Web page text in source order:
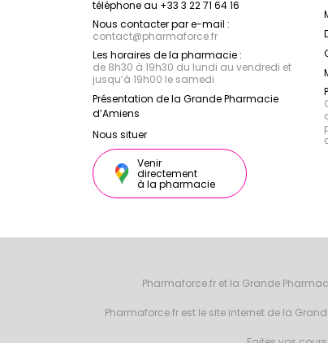
téléphone au +33 3 22 71 64 16
Nous contacter par e-mail :
contact@pharmaforce.fr
Les horaires de la pharmacie :
de 8h30 à 19h30 du lundi au vendredi et
jusqu’à 19h00 le samedi
Présentation de la Grande Pharmacie
d’Amiens
Nous situer
Venir
directement
à la pharmacie
Pharmaforce.fr et la Grande
Pharmaforce.fr est le site internet de la